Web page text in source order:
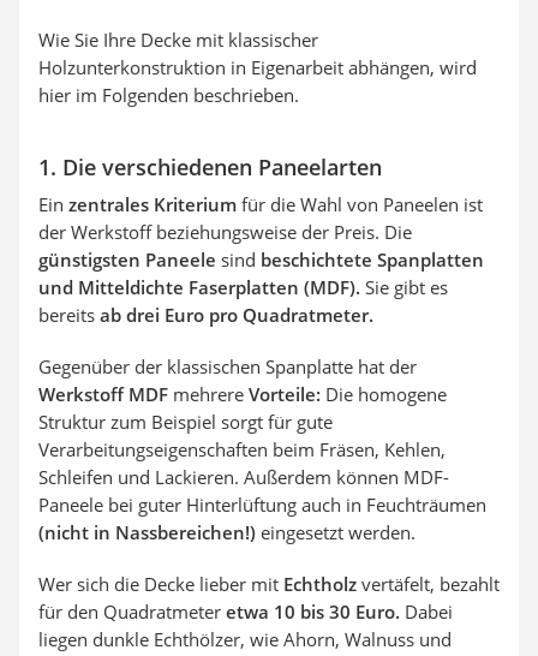
Wie Sie Ihre Decke mit klassischer
Holzunterkonstruktion in Eigenarbeit abhängen, wird
hier im Folgenden beschrieben.
1. Die verschiedenen Paneelarten
Ein zentrales Kriterium für die Wahl von Paneelen ist
der Werkstoff beziehungsweise der Preis. Die
günstigsten Paneele sind beschichtete Spanplatten
und Mitteldichte Faserplatten (MDF). Sie gibt es
bereits ab drei Euro pro Quadratmeter.
Gegenüber der klassischen Spanplatte hat der
Werkstoff MDF mehrere Vorteile: Die homogene
Struktur zum Beispiel sorgt für gute
Verarbeitungseigenschaften beim Fräsen, Kehlen,
Schleifen und Lackieren. Außerdem können MDF-
Paneele bei guter Hinterlüftung auch in Feuchträumen
(nicht in Nassbereichen!) eingesetzt werden.
Wer sich die Decke lieber mit Echtholz vertäfelt, bezahlt
für den Quadratmeter etwa 10 bis 30 Euro. Dabei
liegen dunkle Echthölzer, wie Ahorn, Walnuss und